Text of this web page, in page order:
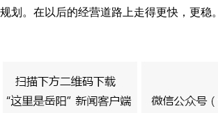
规划。在以后的经营道路上走得更快，更稳。